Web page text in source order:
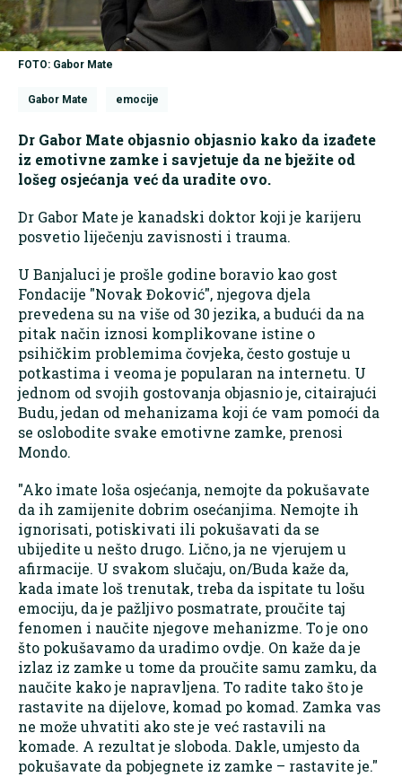
FOTO: Gabor Mate
Gabor Mate emocije
Dr Gabor Mate objasnio objasnio kako da izađete
iz emotivne zamke i savjetuje da ne bježite od
lošeg osjećanja već da uradite ovo.
Dr Gabor Mate je kanadski doktor koji je karijeru
posvetio liječenju zavisnosti i trauma.
U Banjaluci je prošle godine boravio kao gost
Fondacije "Novak Đoković", njegova djela
prevedena su na više od 30 jezika, a budući da na
pitak način iznosi komplikovane istine o
psihičkim problemima čovjeka, često gostuje u
potkastima i veoma je popularan na internetu. U
jednom od svojih gostovanja objasnio je, citairajući
Budu, jedan od mehanizama koji će vam pomoći da
se oslobodite svake emotivne zamke, prenosi
Mondo.
"Ako imate loša osjećanja, nemojte da pokušavate
da ih zamijenite dobrim osećanjima. Nemojte ih
ignorisati, potiskivati ili pokušavati da se
ubijedite u nešto drugo. Lično, ja ne vjerujem u
afirmacije. U svakom slučaju, on/Buda kaže da,
kada imate loš trenutak, treba da ispitate tu lošu
emociju, da je pažljivo posmatrate, proučite taj
fenomen i naučite njegove mehanizme. To je ono
što pokušavamo da uradimo ovdje. On kaže da je
izlaz iz zamke u tome da proučite samu zamku, da
naučite kako je napravljena. To radite tako što je
rastavite na dijelove, komad po komad. Zamka vas
ne može uhvatiti ako ste je već rastavili na
komade. A rezultat je sloboda. Dakle, umjesto da
pokušavate da pobjegnete iz zamke – rastavite je."